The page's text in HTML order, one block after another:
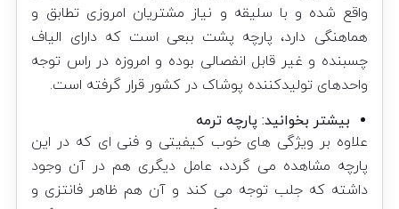
واقع شده و با سلیقه و نیاز مشتریان امروزی تطابق و
هماهنگی دارد، پارچه پشت ببعی است که دارای الیاف
چسبنده و غیر قابل انفصالی بوده و امروزه در راس توجه
واحدهای تولیدکننده پوشاک در کشور قرار گرفته است.
بیشتر بخوانید: پارچه ترمه
علاوه بر ویژگی های خوب کیفیتی و فنی ای که در این
پارچه مشاهده می گردد، عامل دیگری هم در آن وجود
داشته که جلب توجه می کند و آن هم ظاهر فانتزی و